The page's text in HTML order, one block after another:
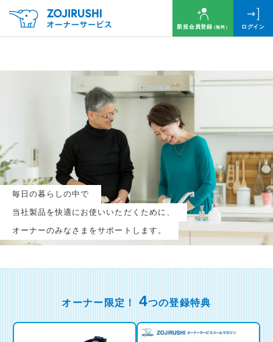
新規会員登録（無料） ログイン
毎日の暮らしの中で
当社製品を快適にお使いいただくために、
オーナーのみなさまをサポートします。
毎月抽選で 名様に
円分のQUOカードプレゼント！
新規会員登録（無料）
ログイン
※新規会員登録または追加製品登録をいただいた方が対象です
※オーナーサービスは日本国内にお住まいの個人の方向けサービスとなります
オーナー限定！ 4つの登録特典